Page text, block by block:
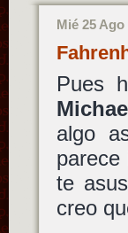
Mié 25 Ago
Pues
algo
te
creo